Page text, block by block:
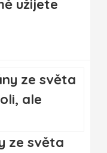
užijete
ze světa